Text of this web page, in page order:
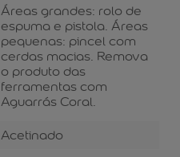
Áreas grandes: rolo de
espuma e pistola. Áreas
pequenas: pincel com
cerdas macias. Remova
o produto das
ferramentas com
Aguarrás Coral.
Acetinado